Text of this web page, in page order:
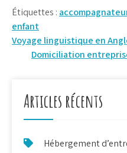
Étiquettes :
enfant
Navigation
l’article
Voyage linguistique en
Domiciliation
Articles récents
Hébergement